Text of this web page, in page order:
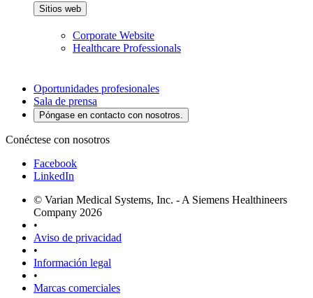
Sitios web
Corporate Website
Healthcare Professionals
Oportunidades profesionales
Sala de prensa
Póngase en contacto con nosotros.
Conéctese con nosotros
Facebook
LinkedIn
© Varian Medical Systems, Inc. - A Siemens Healthineers
Company 2026
•
Aviso de privacidad
•
Información legal
•
Marcas comerciales